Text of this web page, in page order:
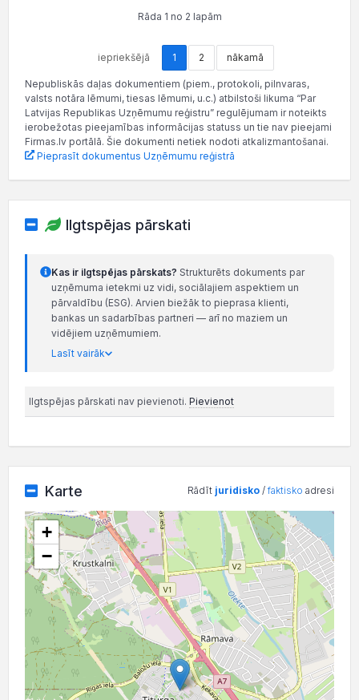
Rāda 1 no 2 lapām
iepriekšējā 1 2 nākamā
Nepubliskās daļas dokumentiem (piem., protokoli, pilnvaras,
valsts notāra lēmumi, tiesas lēmumi, u.c.) atbilstoši likuma “Par
Latvijas Republikas Uzņēmumu reģistru” regulējumam ir noteikts
ierobežotas pieejamības informācijas statuss un tie nav pieejami
Firmas.lv portālā. Šie dokumenti netiek nodoti atkalizmantošanai.
Pieprasīt dokumentus Uzņēmumu reģistrā
Ilgtspējas pārskati
Kas ir ilgtspējas pārskats? Strukturēts dokuments par
uzņēmuma ietekmi uz vidi, sociālajiem aspektiem un
pārvaldību (ESG). Arvien biežāk to pieprasa klienti,
bankas un sadarbības partneri — arī no maziem un
vidējiem uzņēmumiem.
Lasīt vairāk
Ilgtspējas pārskati nav pievienoti. Pievienot
Karte Rādīt juridisko /faktisko adresi
+
−